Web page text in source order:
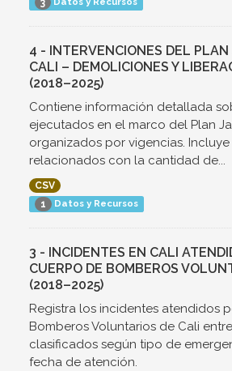
3
4 - INTERVENCIONES DEL
CALI – DEMOLICIONES Y
(2018–2025)
Contiene información detallada
ejecutados en el marco del Plan
organizados por vigencias.
relacionados con la cantidad de...
CSV
1 Datos y Recursos
3 - INCIDENTES EN CALI
CUERPO DE BOMBEROS
(2018–2025)
Registra los incidentes atendidos
Bomberos Voluntarios de Cali entre
clasificados según tipo de
fecha de atención.